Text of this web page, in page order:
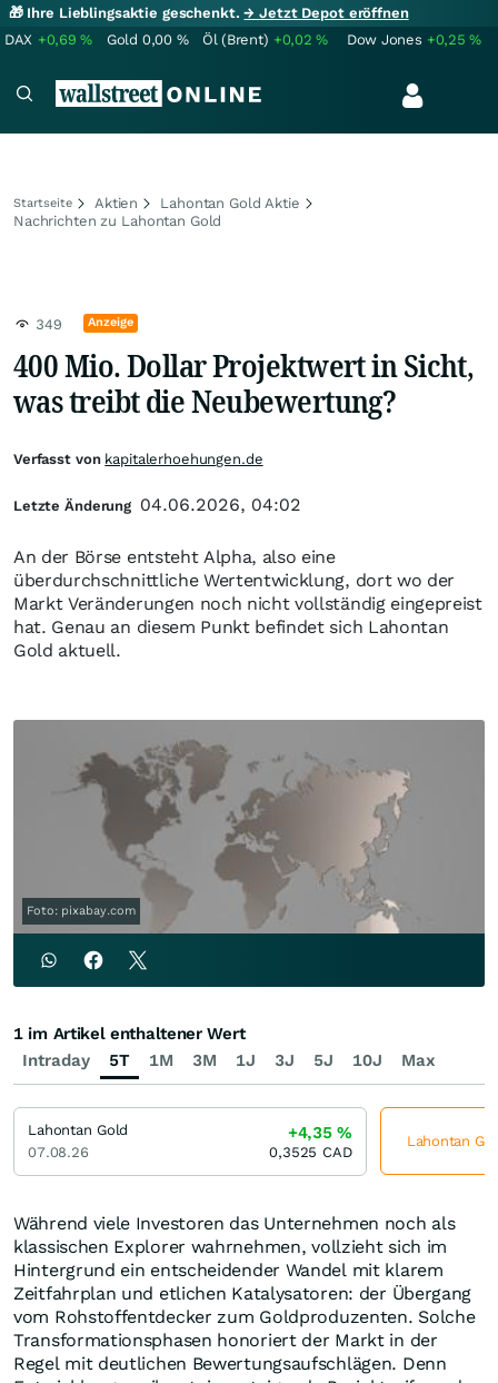
🎁 Ihre Lieblingsaktie geschenkt.→ Jetzt Depot eröffnen
DAX +0,69% Gold 0,00 % Öl (Brent) +0,02% Dow Jones +0,25%
Startseite Aktien
Lahontan Gold Aktie
Nachrichten zu Lahontan Gold
349 Anzeige
400 Mio. Dollar Projektwert in Sicht,
was treibt die Neubewertung?
An der Börse entsteht Alpha, also eine
überdurchschnittliche Wertentwicklung, dort wo der
Markt Veränderungen noch nicht vollständig eingepreist
hat. Genau an diesem Punkt befindet sich Lahontan
Gold aktuell.
Foto: pixabay.com
Während viele Investoren das Unternehmen noch als
klassischen Explorer wahrnehmen, vollzieht sich im
Hintergrund ein entscheidender Wandel mit klarem
Zeitfahrplan und etlichen Katalysatoren: der Übergang
vom Rohstoffentdecker zum Goldproduzenten. Solche
Transformationsphasen honoriert der Markt in der
Regel mit deutlichen Bewertungsaufschlägen. Denn
Verfasst von kapitalerhoehungen.de
Letzte Änderung 04.06.2026, 04:02
Intraday 5T 1M 3M 1J 3J 5J 10J Max
1 im Artikel enthaltener Wert
Lahontan Gold
07.08.26
+4,35%
0,3525 CAD
Lahontan